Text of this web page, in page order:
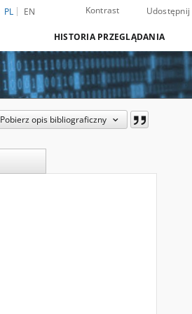
PL EN Kontrast Udostępnij
HISTORIA PRZEGLĄDANIA
Pobierz opis bibliograficzny